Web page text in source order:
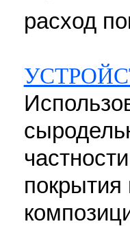
расход